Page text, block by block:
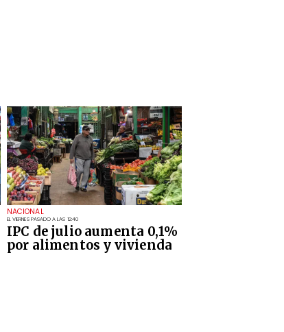
NACIONAL
EL VIERNES PASADO A LAS 12:40
IPC de julio aumenta 0,1%
por alimentos y vivienda